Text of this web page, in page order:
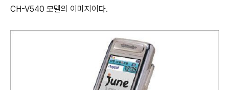
CH-V540 모델의 이미지이다.